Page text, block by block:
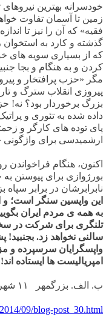
خودسرانه بهترین نیروهای
زمین تا آسمان تفاوت
فقیه» که آن را نیز تا
گذشته و کارد به
که از بسیاری سویه های
کردن و به هنگام و بجا
مگر «حزب پرافتخار و
بزرگ برخوردار بود؟ نه!
داده شده به تئوری و
پای توده های کارگر و
ارشمیدسی برای واژگونی
اکنون، هنگام
بورژوازی برای پیوستن
نابرابرشان در برابر
این واپسین سنگر است؛ و
به همه ی مردم ایران
تلنگری برای شرکت در
سالنی نخواهد زد. بجنبید!
واپسگرایان سرسپرده و
امپریالیست ها ایستاده اند!
ب. الف. بزرگمهر ۱۱ شهریور ماه ۱۳۹۳
09/blog-post_30.html